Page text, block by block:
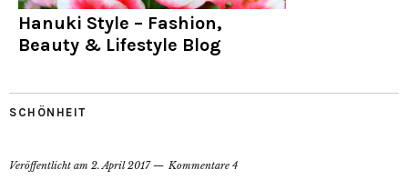
Hanuki Style – Fashion,
Beauty & Lifestyle Blog
SCHÖNHEIT
Veröffentlicht am 2. April 2017 Kommentare 4